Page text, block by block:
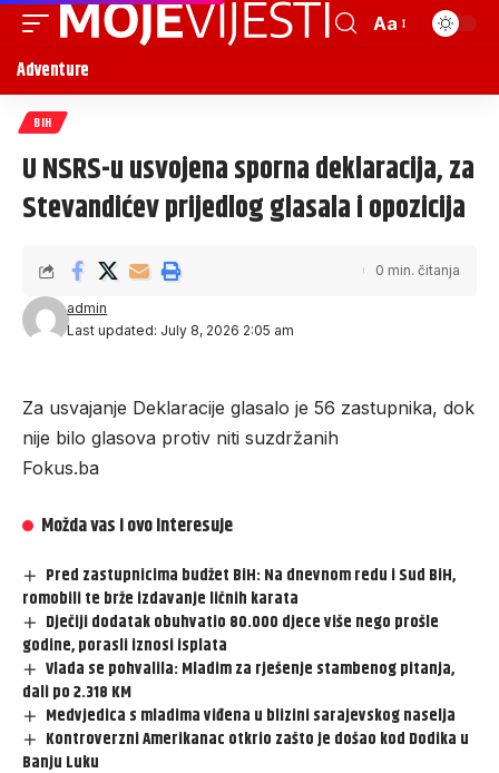
Aa
Adventure
BIH
U NSRS-u usvojena sporna deklaracija, za
Stevandićev prijedlog glasala i opozicija
Last updated: July 8, 2026 2:05 am
admin
0 min. čitanja
Za usvajanje Deklaracije glasalo je 56 zastupnika, dok
nije bilo glasova protiv niti suzdržanih
Fokus.ba
Možda vas i ovo interesuje
Pred zastupnicima budžet BiH: Na dnevnom redu i Sud BiH,
romobili te brže izdavanje ličnih karata
Dječiji dodatak obuhvatio 80.000 djece više nego prošle
godine, porasli iznosi isplata
Vlada se pohvalila: Mladim za rješenje stambenog pitanja,
dali po 2.318 KM
Medvjedica s mladima viđena u blizini sarajevskog naselja
Kontroverzni Amerikanac otkrio zašto je došao kod Dodika u
Banju Luku